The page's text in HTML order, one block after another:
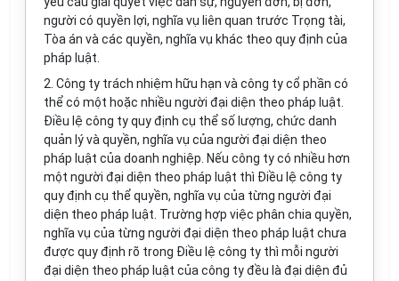
người có quyền lợi, nghĩa vụ liên quan trước Trọng tài,
Tòa án và các quyền, nghĩa vụ khác theo quy định của
pháp luật.
2. Công ty trách nhiệm hữu hạn và công ty cổ phần có
thể có một hoặc nhiều người đại diện theo pháp luật.
Điều lệ công ty quy định cụ thể số lượng, chức danh
quản lý và quyền, nghĩa vụ của người đại diện theo
pháp luật của doanh nghiệp. Nếu công ty có nhiều hơn
một người đại diện theo pháp luật thì Điều lệ công ty
quy định cụ thể quyền, nghĩa vụ của từng người đại
diện theo pháp luật. Trường hợp việc phân chia quyền,
nghĩa vụ của từng người đại diện theo pháp luật chưa
được quy định rõ trong Điều lệ công ty thì mỗi người
đại diện theo pháp luật của công ty đều là đại diện đủ